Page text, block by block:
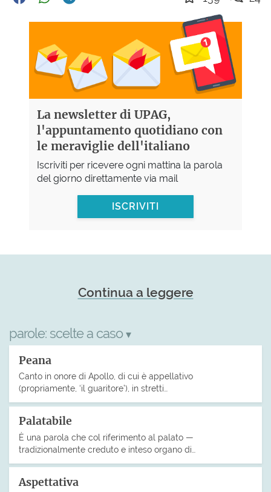
La newsletter di UPAG,
l'appuntamento quotidiano con
le meraviglie dell'italiano
Iscriviti per ricevere ogni mattina la parola
del giorno direttamente via mail
ISCRIVITI
Continua a leggere
parole: scelte a caso ▾
Peana
Canto in onore di Apollo, di cui è appellativo
(propriamente, ‘il guaritore’), in stretti…
Palatabile
È una parola che col riferimento al palato —
tradizionalmente creduto e inteso organo di…
Aspettativa